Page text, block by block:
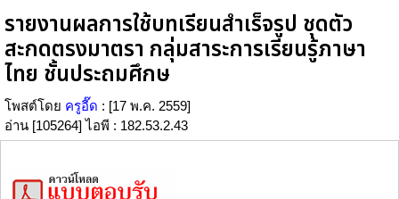
รายงานผลการใช้บทเรียนสำเร็จรูป ชุดตัว
สะกดตรงมาตรา กลุ่มสาระการเรียนรู้ภาษา
ไทย ชั้นประถมศึกษ
โพสต์โดย ครูอี๊ด : [17 พ.ค. 2559]
อ่าน [105264] ไอพี : 182.53.2.43